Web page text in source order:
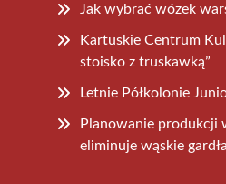
Jak wybrać wózek
Kartuskie Centrum
stoisko z truskawką”
Letnie Półkolonie
Planowanie produkcji
eliminuje wąskie